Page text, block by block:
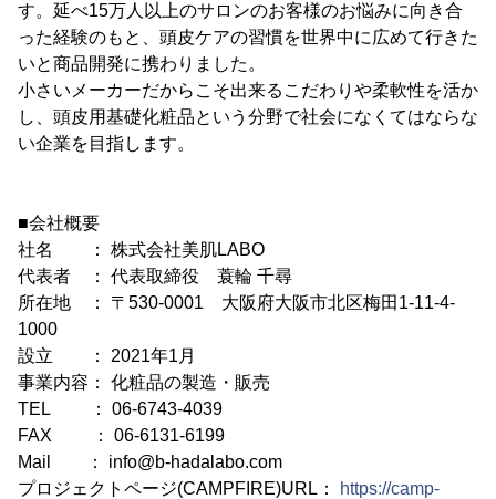
す。延べ15万人以上のサロンのお客様のお悩みに向き合
った経験のもと、頭皮ケアの習慣を世界中に広めて行きた
いと商品開発に携わりました。
小さいメーカーだからこそ出来るこだわりや柔軟性を活か
し、頭皮用基礎化粧品という分野で社会になくてはならな
い企業を目指します。
■会社概要
社名 ： 株式会社美肌LABO
代表者 ： 代表取締役 蓑輪 千尋
所在地 ： 〒530-0001 大阪府大阪市北区梅田1-11-4-
1000
設立 ： 2021年1月
事業内容： 化粧品の製造・販売
TEL ： 06-6743-4039
FAX ： 06-6131-6199
Mail ： info@b-hadalabo.com
プロジェクトページ(CAMPFIRE)URL：
https://camp-